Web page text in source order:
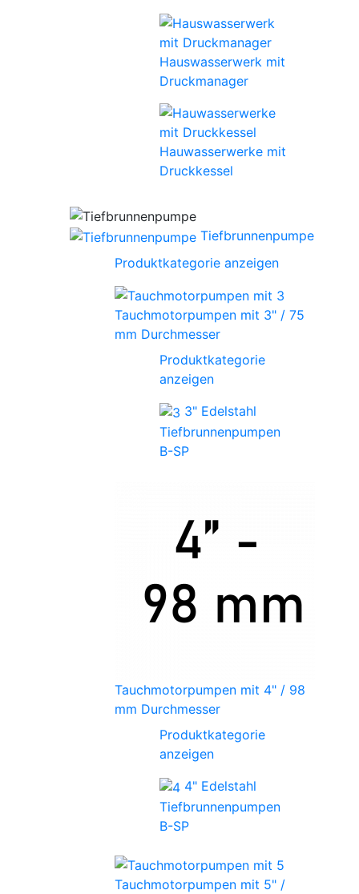
Hauswasserwerk mit
Druckmanager
Hauwasserwerke mit
Druckkessel
Tiefbrunnenpumpe
Produktkategorie anzeigen
Tauchmotorpumpen mit 3" / 75
mm Durchmesser
Produktkategorie
anzeigen
3" Edelstahl
Tiefbrunnenpumpen
B-SP
Tauchmotorpumpen mit 4" / 98
mm Durchmesser
Produktkategorie
anzeigen
4" Edelstahl
Tiefbrunnenpumpen
B-SP
Tauchmotorpumpen mit 5" /